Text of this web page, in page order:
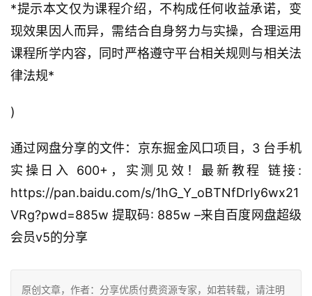
*提示本文仅为课程介绍，不构成任何收益承诺，变
现效果因人而异，需结合自身努力与实操，合理运用
课程所学内容，同时严格遵守平台相关规则与相关法
律法规*
)
通过网盘分享的文件：京东掘金风口项目，3 台手机
实操日入 600+，实测见效！最新教程 链接:
https://pan.baidu.com/s/1hG_Y_oBTNfDrIy6wx21
VRg?pwd=885w 提取码: 885w –来自百度网盘超级
会员v5的分享
原创文章，作者：分享优质付费资源专家，如若转载，请注明